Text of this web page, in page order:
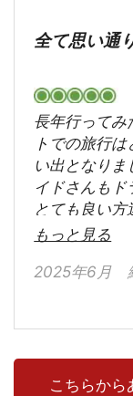
全て思い通
長年行ってみ
トでの旅行
い出となり
イドさんもド
とても良い方
らしい旅とな
も気さくで楽
をガイドさん
き、ありが
もっと見る
2025年6月
こちらから